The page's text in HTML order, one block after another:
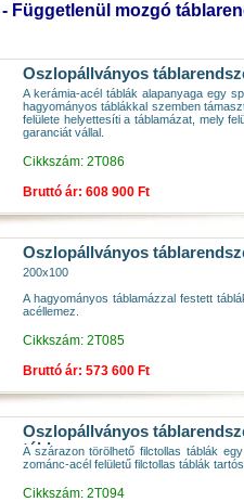
- Függetlenül mozgó
Oszlopállványos
A kerámia-acél táblák alapanyaga egy
hagyományos táblákkal szemben
felülete helyettesíti a táblamázat, mely
garanciát vállal.
Cikkszám: 2T086
Bruttó ár: 608 900 Ft
Oszlopállványos
200x100
A hagyományos táblamázzal festett
acéllemez.
Cikkszám: 2T085
Bruttó ár: 573 600 Ft
Oszlopállványos
tábla
A szárazon törölhető filctollas táblák
zománc-acél felületű filctollas táblák
Cikkszám: 2T094